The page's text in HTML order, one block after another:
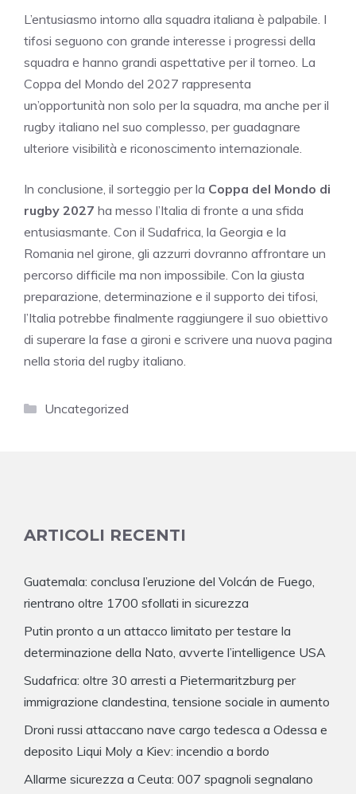
L’entusiasmo intorno alla squadra italiana è palpabile. I
tifosi seguono con grande interesse i progressi della
squadra e hanno grandi aspettative per il torneo. La
Coppa del Mondo del 2027 rappresenta
un’opportunità non solo per la squadra, ma anche per il
rugby italiano nel suo complesso, per guadagnare
ulteriore visibilità e riconoscimento internazionale.
In conclusione, il sorteggio per la Coppa del Mondo di
rugby 2027 ha messo l’Italia di fronte a una sfida
entusiasmante. Con il Sudafrica, la Georgia e la
Romania nel girone, gli azzurri dovranno affrontare un
percorso difficile ma non impossibile. Con la giusta
preparazione, determinazione e il supporto dei tifosi,
l’Italia potrebbe finalmente raggiungere il suo obiettivo
di superare la fase a gironi e scrivere una nuova pagina
nella storia del rugby italiano.
Categorie
Uncategorized
ARTICOLI RECENTI
Guatemala: conclusa l’eruzione del Volcán de Fuego,
rientrano oltre 1700 sfollati in sicurezza
Putin pronto a un attacco limitato per testare la
determinazione della Nato, avverte l’intelligence USA
Sudafrica: oltre 30 arresti a Pietermaritzburg per
immigrazione clandestina, tensione sociale in aumento
Droni russi attaccano nave cargo tedesca a Odessa e
deposito Liqui Moly a Kiev: incendio a bordo
Allarme sicurezza a Ceuta: 007 spagnoli segnalano